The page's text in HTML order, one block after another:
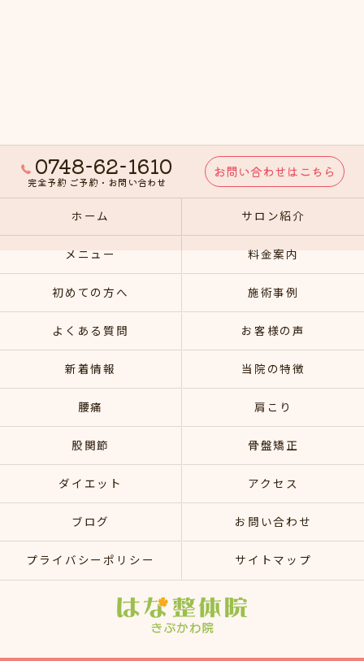
0748-62-1610
完全予約 ご予約・お問い合わせ
お問い合わせはこちら
ホーム サロン紹介
メニュー 料金案内
初めての方へ 施術事例
よくある質問 お客様の声
新着情報 当院の特徴
腰痛 肩こり
股関節 骨盤矯正
ダイエット アクセス
ブログ お問い合わせ
プライバシーポリシー サイトマップ